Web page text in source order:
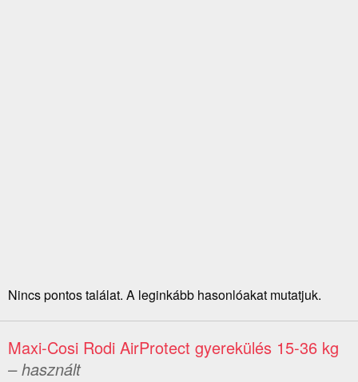
Nincs pontos találat. A leginkább hasonlóakat mutatjuk.
Maxi-Cosi Rodi AirProtect gyerekülés 15-36 kg
– használt